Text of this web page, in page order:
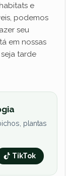
e
podemos
seu
em nossas
tarde
plantas
TikTok